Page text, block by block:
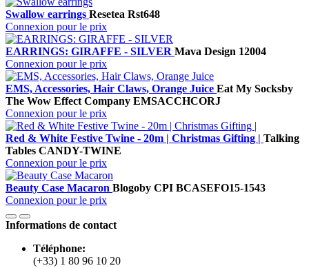
Swallow earrings Resetea Rst648
Connexion pour le prix
EARRINGS: GIRAFFE - SILVER Mava Design 12004
Connexion pour le prix
EMS, Accessories, Hair Claws, Orange Juice Eat My Socksby
The Wow Effect Company EMSACCHCORJ
Connexion pour le prix
Red & White Festive Twine - 20m | Christmas Gifting | Talking
Tables CANDY-TWINE
Connexion pour le prix
Beauty Case Macaron Blogoby CPI BCASEFO15-1543
Connexion pour le prix
Informations de contact
Téléphone:
(+33) 1 80 96 10 20